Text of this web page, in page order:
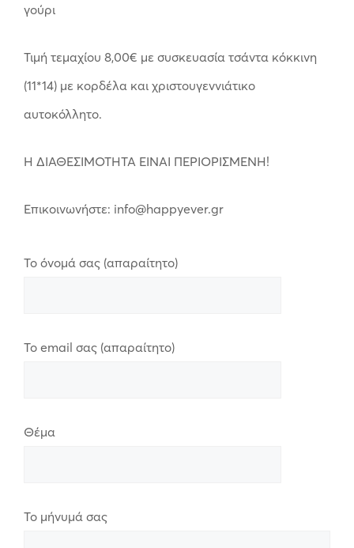
γούρι
Τιμή τεμαχίου 8,00€ με συσκευασία τσάντα κόκκινη
(11*14) με κορδέλα και χριστουγεννιάτικο
αυτοκόλλητο.
Η ΔΙΑΘΕΣΙΜΟΤΗΤΑ ΕΙΝΑΙ ΠΕΡΙΟΡΙΣΜΕΝΗ!
Επικοινωνήστε: info@happyever.gr
Το όνομά σας (απαραίτητο)
Το email σας (απαραίτητο)
Θέμα
Το μήνυμά σας